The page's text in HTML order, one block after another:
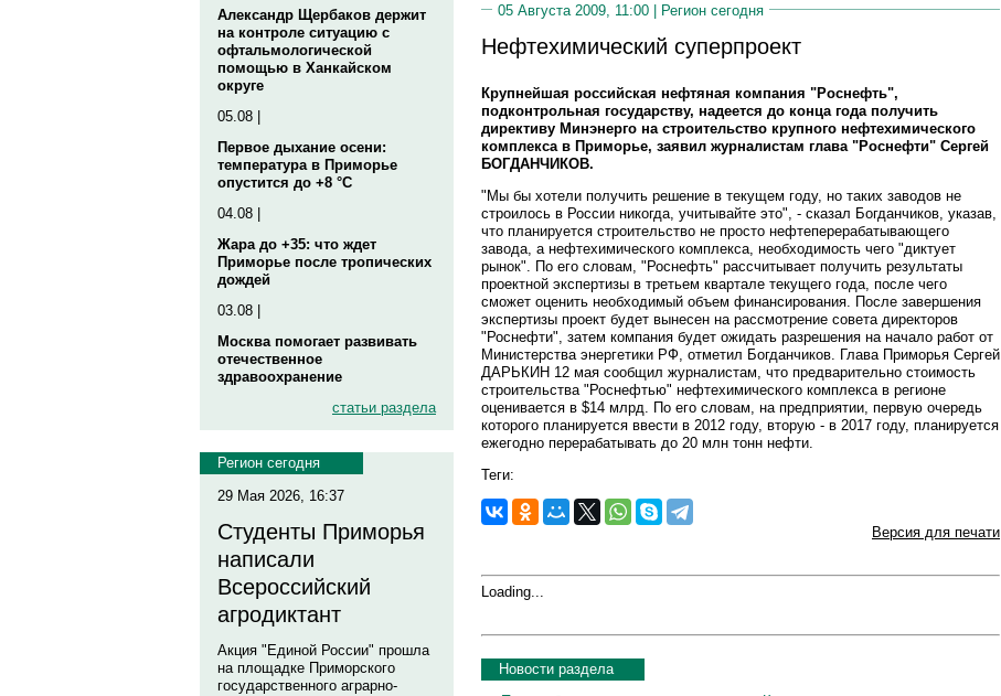
Александр Щербаков держит
на контроле ситуацию с
офтальмологической
помощью в Ханкайском
округе
05.08 |
Первое дыхание осени:
температура в Приморье
опустится до +8 °C
04.08 |
Жара до +35: что ждет
Приморье после тропических
дождей
03.08 |
Москва помогает развивать
отечественное
здравоохранение
статьи раздела
Регион сегодня
29 Мая 2026, 16:37
Студенты Приморья
написали
Всероссийский
агродиктант
Акция "Единой России" прошла
на площадке Приморского
государственного аграрно-
05 Августа 2009, 11:00 | Регион сегодня
Нефтехимический суперпроект
Крупнейшая российская нефтяная компания "Роснефть",
подконтрольная государству, надеется до конца года получить
директиву Минэнерго на строительство крупного нефтехимического
комплекса в Приморье, заявил журналистам глава "Роснефти" Сергей
БОГДАНЧИКОВ.
"Мы бы хотели получить решение в текущем году, но таких заводов не
строилось в России никогда, учитывайте это", - сказал Богданчиков, указав,
что планируется строительство не просто нефтеперерабатывающего
завода, а нефтехимического комплекса, необходимость чего "диктует
рынок". По его словам, "Роснефть" рассчитывает получить результаты
проектной экспертизы в третьем квартале текущего года, после чего
сможет оценить необходимый объем финансирования. После завершения
экспертизы проект будет вынесен на рассмотрение совета директоров
"Роснефти", затем компания будет ожидать разрешения на начало работ от
Министерства энергетики РФ, отметил Богданчиков. Глава Приморья Сергей
ДАРЬКИН 12 мая сообщил журналистам, что предварительно стоимость
строительства "Роснефтью" нефтехимического комплекса в регионе
оценивается в $14 млрд. По его словам, на предприятии, первую очередь
которого планируется ввести в 2012 году, вторую - в 2017 году, планируется
ежегодно перерабатывать до 20 млн тонн нефти.
Теги:
Версия для печати
Loading...
Новости раздела